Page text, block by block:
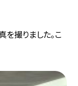
撮りました。こ